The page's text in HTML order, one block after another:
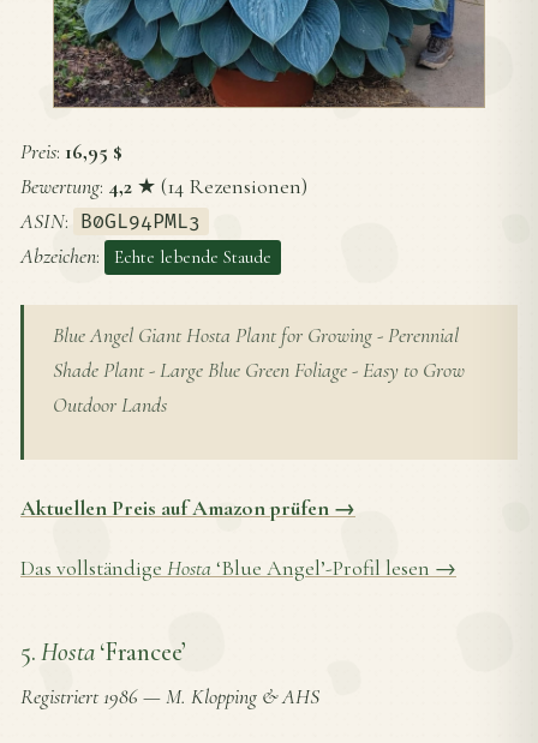
Preis: 16,95 $
Bewertung: 4,2 ★ (14 Rezensionen)
ASIN: B0GL94PML3
Abzeichen: Echte lebende Staude
Blue Angel Giant Hosta Plant for Growing - Perennial
Shade Plant - Large Blue Green Foliage - Easy to Grow
Outdoor Lands
Aktuellen Preis auf Amazon prüfen →
Das vollständige Hosta ‘Blue Angel’-Profil lesen →
5.Hosta‘Francee’
Registriert 1986—M. Klopping & AHS